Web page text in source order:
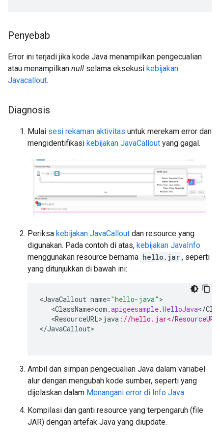
Penyebab
Error ini terjadi jika kode Java menampilkan pengecualian
atau menampilkan null selama eksekusi kebijakan
Javacallout.
Diagnosis
Mulai sesi rekaman aktivitas untuk merekam error dan
mengidentifikasi kebijakan JavaCallout yang gagal.
Periksa kebijakan JavaCallout dan resource yang
digunakan. Pada contoh di atas, kebijakan JavaInfo
menggunakan resource bernama hello.jar , seperti
yang ditunjukkan di bawah ini:
<JavaCallout name="hello-java"
<ClassName>com .apigeesample.HelloJava</
<ResourceURL>java : //hello.jar</
</JavaCallout>
Ambil dan simpan pengecualian Java dalam variabel
alur dengan mengubah kode sumber, seperti yang
dijelaskan dalam Menangani error di Info Java.
Kompilasi dan ganti resource yang terpengaruh (file
JAR) dengan artefak Java yang diupdate.